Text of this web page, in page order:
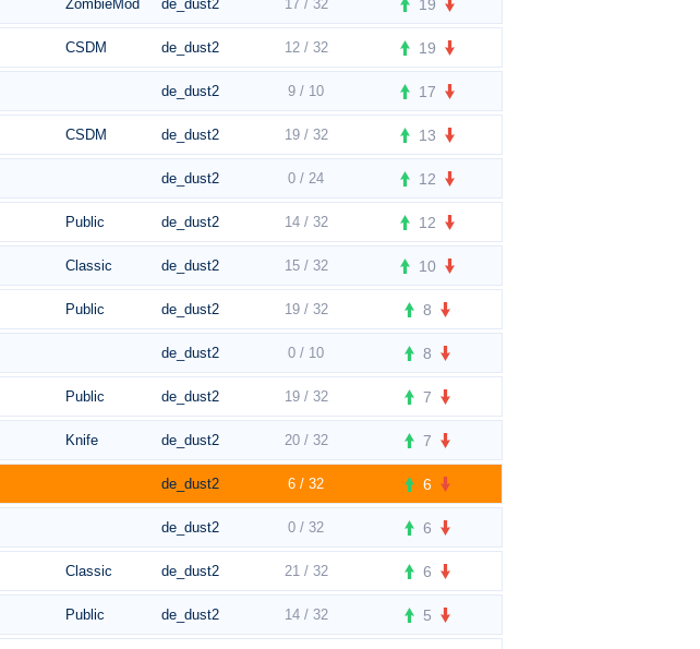
ZombieMod de_dust2 17 / 32 19
CSDM de_dust2 12 / 32 19
de_dust2 9 / 10 17
CSDM de_dust2 19 / 32 13
de_dust2 0 / 24 12
Public de_dust2 14 / 32 12
Classic de_dust2 15 / 32 10
Public de_dust2 19 / 32 8
de_dust2 0 / 10 8
Public de_dust2 19 / 32 7
Knife de_dust2 20 / 32 7
de_dust2 6 / 32 6
de_dust2 0 / 32 6
Classic de_dust2 21 / 32 6
Public de_dust2 14 / 32 5